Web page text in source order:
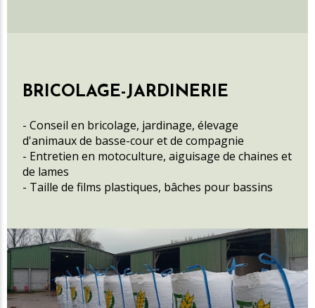
BRICOLAGE-JARDINERIE
- Conseil en bricolage, jardinage, élevage
d'animaux de basse-cour et de compagnie
- Entretien en motoculture, aiguisage de chaines et
de lames
- Taille de films plastiques, bâches pour bassins